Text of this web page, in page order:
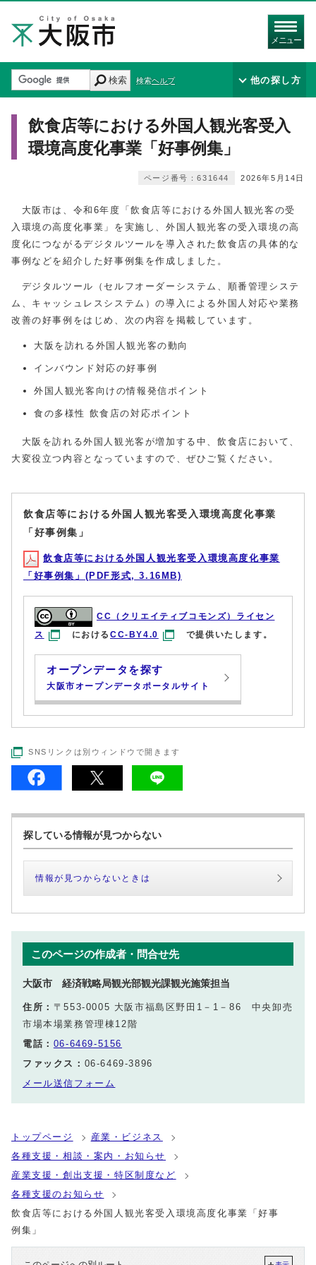
メニュー
検索 検索ヘルプ 他の探し方
飲食店等における外国人観光客受入
環境高度化事業「好事例集」
2026年5月14日
ページ番号：631644
大阪市は、令和6年度「飲食店等における外国人観光客の受
入環境の高度化事業」を実施し、外国人観光客の受入環境の高
度化につながるデジタルツールを導入された飲食店の具体的な
事例などを紹介した好事例集を作成しました。
デジタルツール（セルフオーダーシステム、順番管理システ
ム、キャッシュレスシステム）の導入による外国人対応や業務
改善の好事例をはじめ、次の内容を掲載しています。
大阪を訪れる外国人観光客の動向
インバウンド対応の好事例
外国人観光客向けの情報発信ポイント
食の多様性 飲食店の対応ポイント
大阪を訪れる外国人観光客が増加する中、飲食店において、
大変役立つ内容となっていますので、ぜひご覧ください。
飲食店等における外国人観光客受入環境高度化事業
「好事例集」
飲食店等における外国人観光客受入環境高度化事業
「好事例集」(PDF形式, 3.16MB)
CC（クリエイティブコモンズ）ライセン
ス
におけるCC-BY4.0 で提供いたします。
オープンデータを探す
大阪市オープンデータポータルサイト
SNSリンクは別ウィンドウで開きます
探している情報が見つからない
情報が見つからないときは
このページの作成者・問合せ先
大阪市 経済戦略局観光部観光課観光施策担当
住所： 〒553-0005 大阪市福島区野田1－1－86 中央卸売
市場本場業務管理棟12階
電話： 06-6469-5156
ファックス： 06-6469-3896
メール送信フォーム
トップページ
産業・ビジネス
各種支援・相談・案内・お知らせ
産業支援・創出支援・特区制度など
各種支援のお知らせ
飲食店等における外国人観光客受入環境高度化事業「好事
例集」